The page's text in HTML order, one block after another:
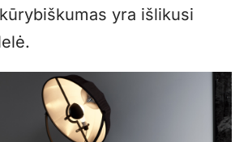
yra išlikusi